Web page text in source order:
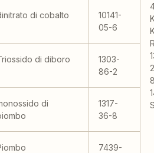
di cobalto
10141-
05-6
di diboro
1303-
86-2
di
1317-
36-8
7439-